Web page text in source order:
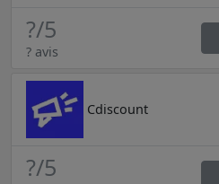
?/5
? avis
Cdiscount
?/5